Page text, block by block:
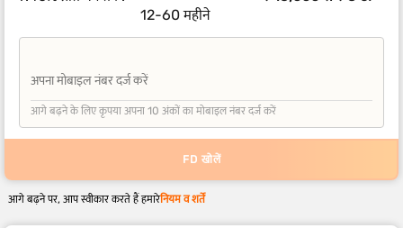
12-60 महीने
+91
अपना मोबाइल नंबर दर्ज करें
आगे बढ़ने के लिए कृपया अपना 10 अंकों का मोबाइल नंबर दर्ज करें
FD खोलें
आगे बढ़ने पर, आप स्वीकार करते हैं हमारेनियम व शर्तें